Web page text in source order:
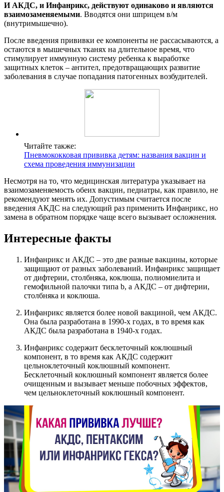
И АКДС, и Инфанрикс, действуют одинаково и являются
взаимозаменяемыми. Вводятся они шприцем в/м
(внутримышечно).
После введения прививки ее компоненты не рассасываются, а
остаются в мышечных тканях на длительное время, что
стимулирует иммунную систему ребенка к выработке
защитных клеток – антител, предотвращающих развитие
заболевания в случае попадания патогенных возбудителей.
Читайте также:
Пневмококковая прививка детям: названия вакцин и
схема проведения иммунизации
Несмотря на то, что медицинская литература указывает на
взаимозаменяемость обеих вакцин, педиатры, как правило, не
рекомендуют менять их. Допустимым считается после
введения АКДС на следующий раз применить Инфанрикс, но
замена в обратном порядке чаще всего вызывает осложнения.
Интересные факты
Инфанрикс и АКДС – это две разные вакцины, которые
защищают от разных заболеваний. Инфанрикс защищает
от дифтерии, столбняка, коклюша, полиомиелита и
гемофильной палочки типа b, а АКДС – от дифтерии,
столбняка и коклюша.
Инфанрикс является более новой вакциной, чем АКДС.
Она была разработана в 1990-х годах, в то время как
АКДС была разработана в 1940-х годах.
Инфанрикс содержит бесклеточный коклюшный
компонент, в то время как АКДС содержит
цельноклеточный коклюшный компонент.
Бесклеточный коклюшный компонент является более
очищенным и вызывает меньше побочных эффектов,
чем цельноклеточный коклюшный компонент.